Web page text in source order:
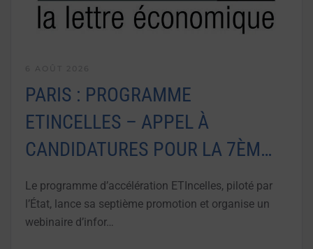
PARIS : PROGRAMME
ETINCELLES – APPEL À
CANDIDATURES POUR LA 7ÈM…
Le programme d’accélération ETIncelles, piloté par
l’État, lance sa septième promotion et organise un
webinaire d’infor…